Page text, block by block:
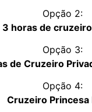
Opção 2:
3 horas de
Opção 3:
de Cruzeiro
Opção 4:
Cruzeiro Princesa